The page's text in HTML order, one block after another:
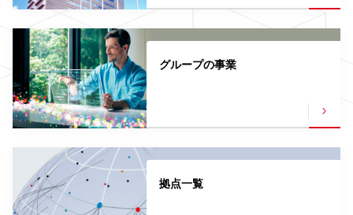
グループの事業
拠点一覧